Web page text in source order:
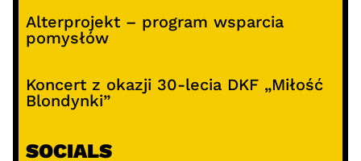
Alterprojekt – program wsparcia
pomysłów
Koncert z okazji 30-lecia DKF „Miłość
Blondynki”
SOCIALS